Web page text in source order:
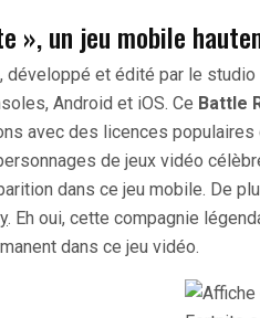
», un jeu mobile
développé et édité par le
Android et iOS. Ce Battle
avec des licences populaires
de jeux vidéo
dans ce jeu mobile. De
. Eh oui, cette compagnie
dans ce jeu vidéo.